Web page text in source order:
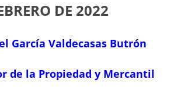
DE 2022
García Valdecasas Butrón
de la Propiedad y Mercantil